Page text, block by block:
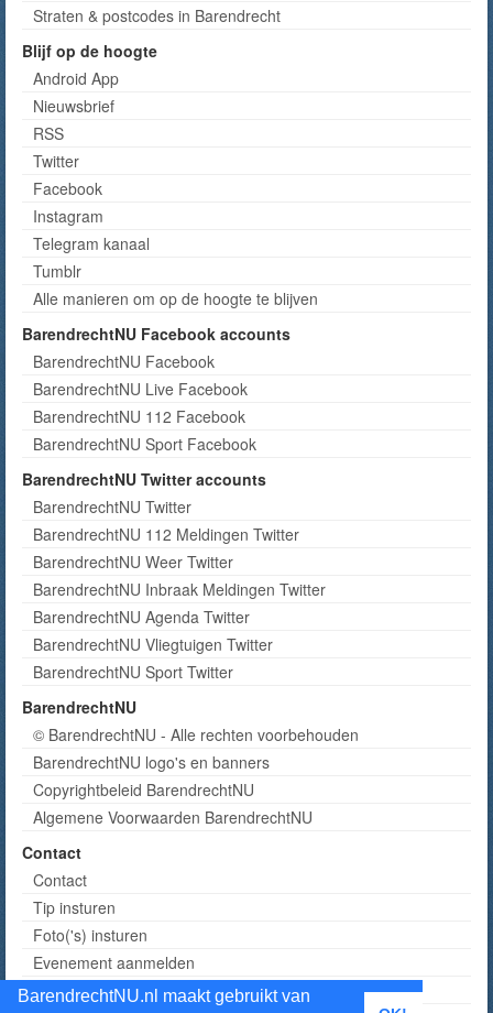
BarendrechtNU.nl maakt gebruikt van
Straten & postcodes in Barendrecht
Blijf op de hoogte
Android App
Nieuwsbrief
RSS
Twitter
Facebook
Instagram
Telegram kanaal
Tumblr
Alle manieren om op de hoogte te blijven
BarendrechtNU Facebook accounts
BarendrechtNU Facebook
BarendrechtNU Live Facebook
BarendrechtNU 112 Facebook
BarendrechtNU Sport Facebook
BarendrechtNU Twitter accounts
BarendrechtNU Twitter
BarendrechtNU 112 Meldingen Twitter
BarendrechtNU Weer Twitter
BarendrechtNU Inbraak Meldingen Twitter
BarendrechtNU Agenda Twitter
BarendrechtNU Vliegtuigen Twitter
BarendrechtNU Sport Twitter
BarendrechtNU
© BarendrechtNU - Alle rechten voorbehouden
BarendrechtNU logo's en banners
Copyrightbeleid BarendrechtNU
Algemene Voorwaarden BarendrechtNU
Contact
Contact
Tip insturen
Foto('s) insturen
Evenement aanmelden
Informatie aanvragen adverteren